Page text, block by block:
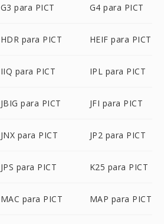
G3 para PICT G4 para PICT
HDR para PICT HEIF para PICT
IIQ para PICT IPL para PICT
JBIG para PICT JFI para PICT
JNX para PICT JP2 para PICT
JPS para PICT K25 para PICT
MAC para PICT MAP para PICT